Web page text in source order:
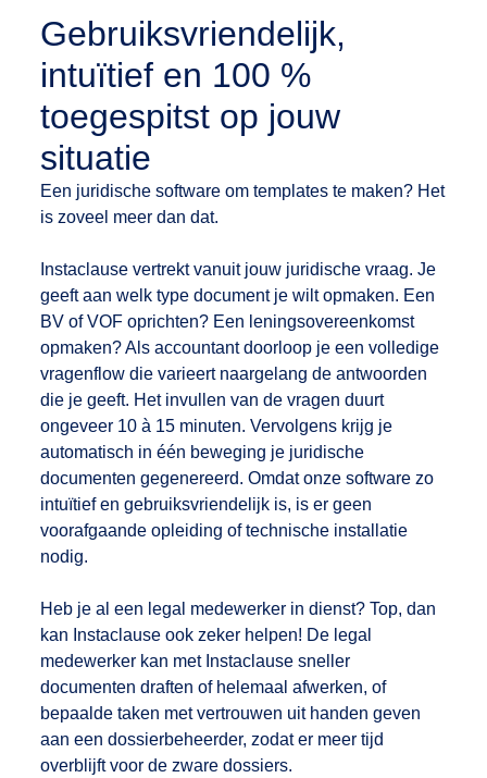
Gebruiksvriendelijk,
intuïtief en 100 %
toegespitst op jouw
situatie
Een juridische software om templates te maken? Het
is zoveel meer dan dat.
Instaclause vertrekt vanuit jouw juridische vraag. Je
geeft aan welk type document je wilt opmaken. Een
BV of VOF oprichten? Een leningsovereenkomst
opmaken? Als accountant doorloop je een volledige
vragenflow die varieert naargelang de antwoorden
die je geeft. Het invullen van de vragen duurt
ongeveer 10 à 15 minuten. Vervolgens krijg je
automatisch in één beweging je juridische
documenten gegenereerd. Omdat onze software zo
intuïtief en gebruiksvriendelijk is, is er geen
voorafgaande opleiding of technische installatie
nodig.
Heb je al een legal medewerker in dienst? Top, dan
kan Instaclause ook zeker helpen! De legal
medewerker kan met Instaclause sneller
documenten draften of helemaal afwerken, of
bepaalde taken met vertrouwen uit handen geven
aan een dossierbeheerder, zodat er meer tijd
overblijft voor de zware dossiers.